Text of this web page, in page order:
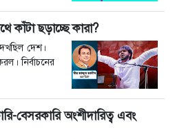
কাঁটা ছড়াচ্ছে কারা?
দেশ।
নির্বাচনের
বেসরকারি অংশীদারিত্ব এবং